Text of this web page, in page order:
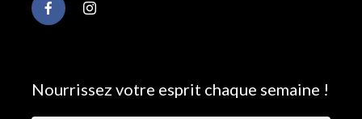
Nourrissez votre esprit chaque semaine !